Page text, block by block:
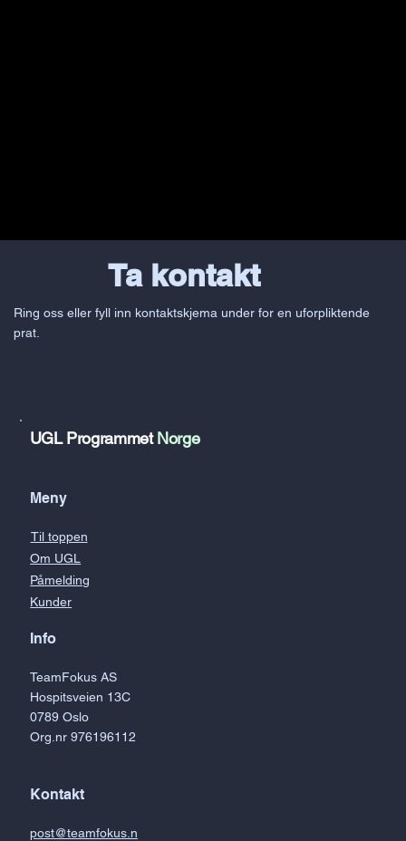
Ta kontakt
Ring oss eller fyll inn kontaktskjema under for en uforpliktende
prat.
UGL ProgrammetNorge
Meny
Til toppen
Om UGL
Påmelding
Kunder
Info
TeamFokus AS
Hospitsveien 13C
0789 Oslo
Org.nr 976196112
Kontakt
post@teamfokus.n